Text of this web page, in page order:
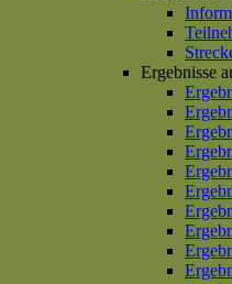
Ergebnisse